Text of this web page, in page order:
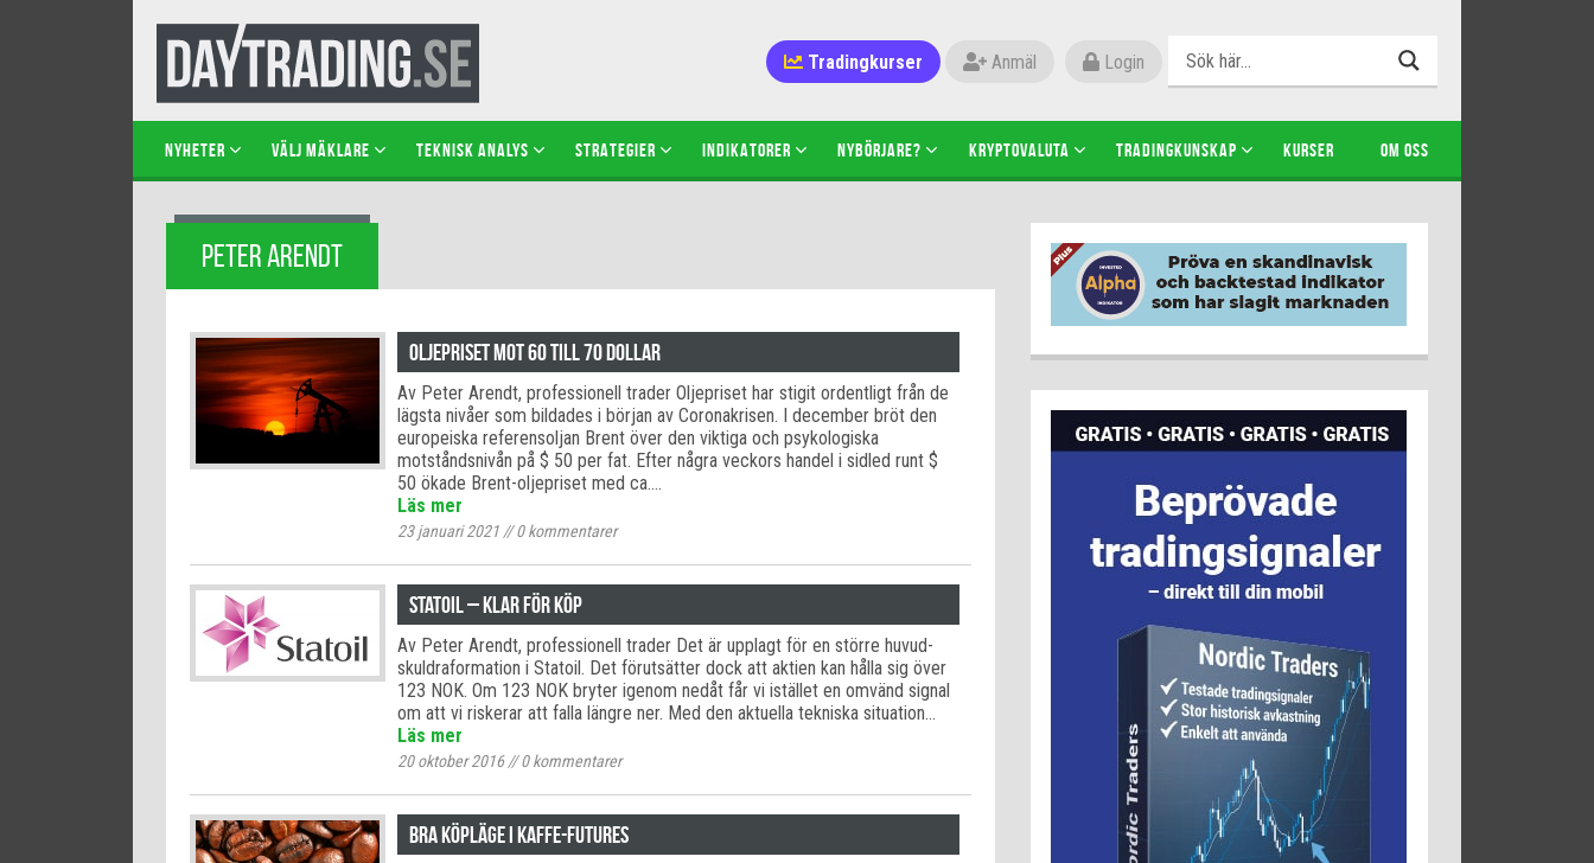
Tradingkurser Anmäl Login
NYHETER VÄLJ MÄKLARE TEKNISK ANALYS STRATEGIER INDIKATORER NYBÖRJARE? KRYPTOVALUTA TRADINGKUNSKAP KURSER OM OSS
PETER ARENDT
Oljepriset mot 60 till 70 dollar
Av Peter Arendt, professionell trader Oljepriset har stigit ordentligt från de
lägsta nivåer som bildades i början av Coronakrisen. I december bröt den
europeiska referensoljan Brent över den viktiga och psykologiska
motståndsnivån på $ 50 per fat. Efter några veckors handel i sidled runt $
50 ökade Brent-oljepriset med ca.…
Läs mer
23 januari 2021//0kommentarer
Statoil – Klar för köp
Av Peter Arendt, professionell trader Det är upplagt för en större huvud-
skuldraformation i Statoil. Det förutsätter dock att aktien kan hålla sig över
123 NOK. Om 123 NOK bryter igenom nedåt får vi istället en omvänd signal
om att vi riskerar att falla längre ner. Med den aktuella tekniska situation…
Läs mer
20 oktober 2016//0kommentarer
Bra köpläge i kaffe-futures